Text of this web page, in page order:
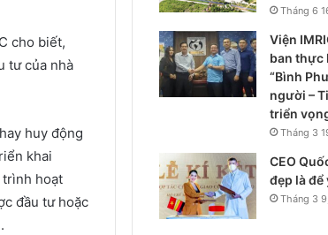
cho biết,
tư của nhà
huy động
khai
trình hoạt
đầu tư hoặc
Tháng 6
Viện
ban thực
“Bình
người –
triển
Tháng 3
CEO
đẹp là
Tháng 3